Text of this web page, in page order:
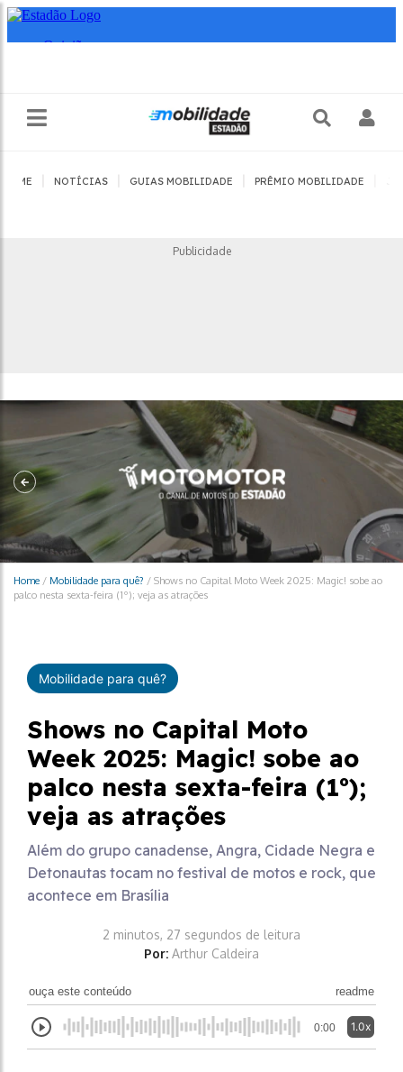
HOME NOTÍCIAS GUIAS MOBILIDADE PRÊMIO MOBILIDADE
Publicidade
Home / Mobilidade para quê? / Shows no Capital Moto Week 2025: Magic! sobe ao
palco nesta sexta-feira (1º); veja as atrações
Mobilidade para quê?
Shows no Capital Moto
Week 2025: Magic! sobe ao
palco nesta sexta-feira (1º);
veja as atrações
Além do grupo canadense, Angra, Cidade Negra e
Detonautas tocam no festival de motos e rock, que
acontece em Brasília
2 minutos, 27 segundos de leitura
Por: Arthur Caldeira
ouça este conteúdo readme
0:00 1.0x